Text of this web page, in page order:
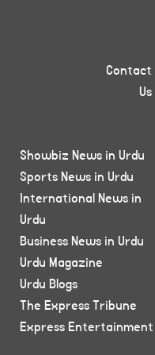
Contact
Us
Showbiz News in Urdu
Sports News in Urdu
International News in
Urdu
Business News in Urdu
Urdu Magazine
Urdu Blogs
The Express Tribune
Express Entertainment